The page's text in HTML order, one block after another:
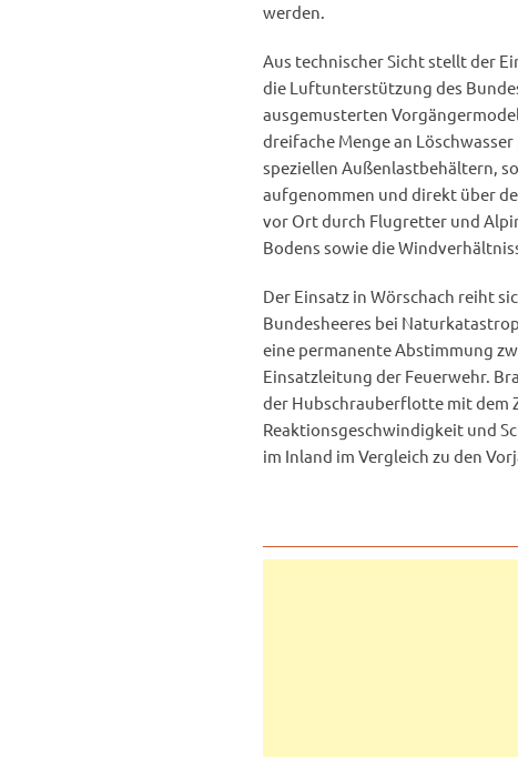
werden.
Aus technischer Sicht stellt der
die Luftunterstützung des
ausgemusterten
dreifache Menge an
speziellen Außenlastbehältern,
aufgenommen und direkt über
vor Ort durch Flugretter und
Bodens sowie die
Der Einsatz in Wörschach reiht
Bundesheeres bei
eine permanente Abstimmung
Einsatzleitung der Feuerwehr.
der Hubschrauberflotte mit dem
Reaktionsgeschwindigkeit und
im Inland im Vergleich zu den